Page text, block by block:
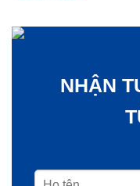
NHẬN